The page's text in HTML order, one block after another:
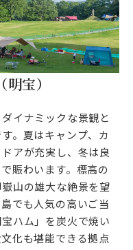
宝）
イナミックな景観と
。夏はキャンプ、カ
アが充実し、冬は良
賑わいます。標高の
山の雄大な絶景を望
でも人気の高いご当
ハム」を炭火で焼い
化も堪能できる拠点